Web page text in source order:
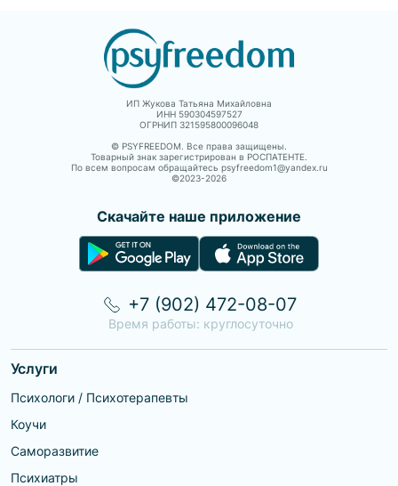
ИП Жукова Татьяна Михайловна
ИНН 590304597527
ОГРНИП 321595800096048
© PSYFREEDOM. Все права защищены.
Товарный знак зарегистрирован в РОСПАТЕНТЕ.
По всем вопросам обращайтесь psyfreedom1@yandex.ru
©2023-2026
Скачайте наше приложение
Услуги
Психологи / Психотерапевты
Коучи
Саморазвитие
Психиатры
+7 (902) 472-08-07
Время работы: круглосуточно